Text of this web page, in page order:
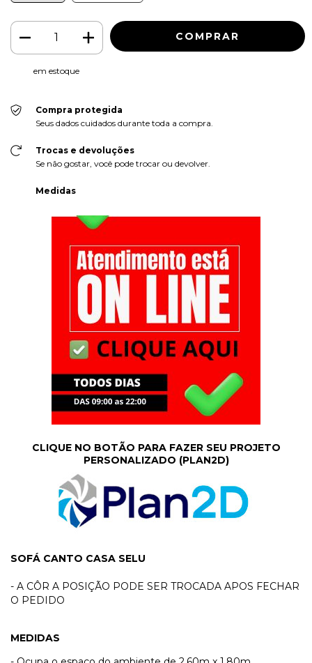
em estoque
Compra protegida
Seus dados cuidados durante toda a compra.
Trocas e devoluções
Se não gostar, você pode trocar ou devolver.
Medidas
CLIQUE NO BOTÃO PARA FAZER SEU PROJETO
PERSONALIZADO (PLAN2D)
SOFÁ CANTO CASA SELU
- A CÔR A POSIÇÃO PODE SER TROCADA APOS FECHAR
O PEDIDO
MEDIDAS